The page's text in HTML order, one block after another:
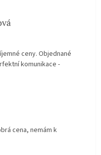
of 5 stars.
ceny. Objednané
komunikace -
of 5 stars.
cena, nemám k